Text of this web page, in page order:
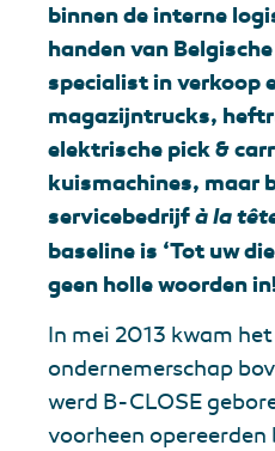
binnen de interne
handen van
specialist in verkoop
magazijntrucks,
elektrische pick &
kuismachines, maar
servicebedrijfà la
baseline is ‘Tot uw
geen holle woorden
In mei 2013 kwam
ondernemerschap
werd B-CLOSE
voorheen opereerden